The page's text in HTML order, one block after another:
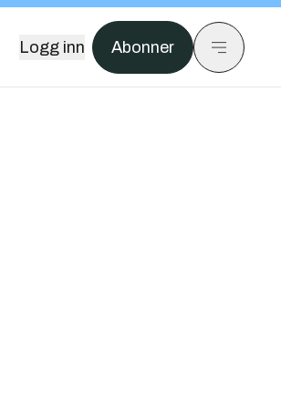
Logg inn Abonner